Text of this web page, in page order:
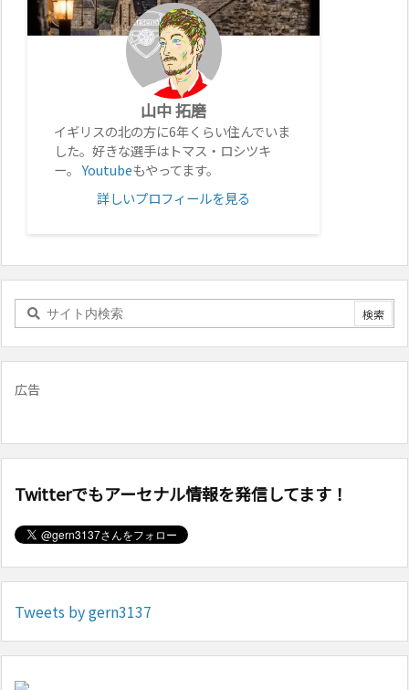
山中 拓磨
イギリスの北の方に6年くらい住んでいま
した。好きな選手はトマス・ロシツキ
ー。Youtubeもやってます。
詳しいプロフィールを見る
広告
Twitterでもアーセナル情報を発信してます！
Tweets by gern3137